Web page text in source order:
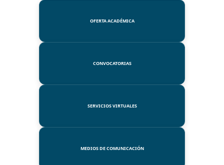
OFERTA ACADÉMICA
CONVOCATORIAS
SERVICIOS VIRTUALES
MEDIOS DE COMUNICACIÓN